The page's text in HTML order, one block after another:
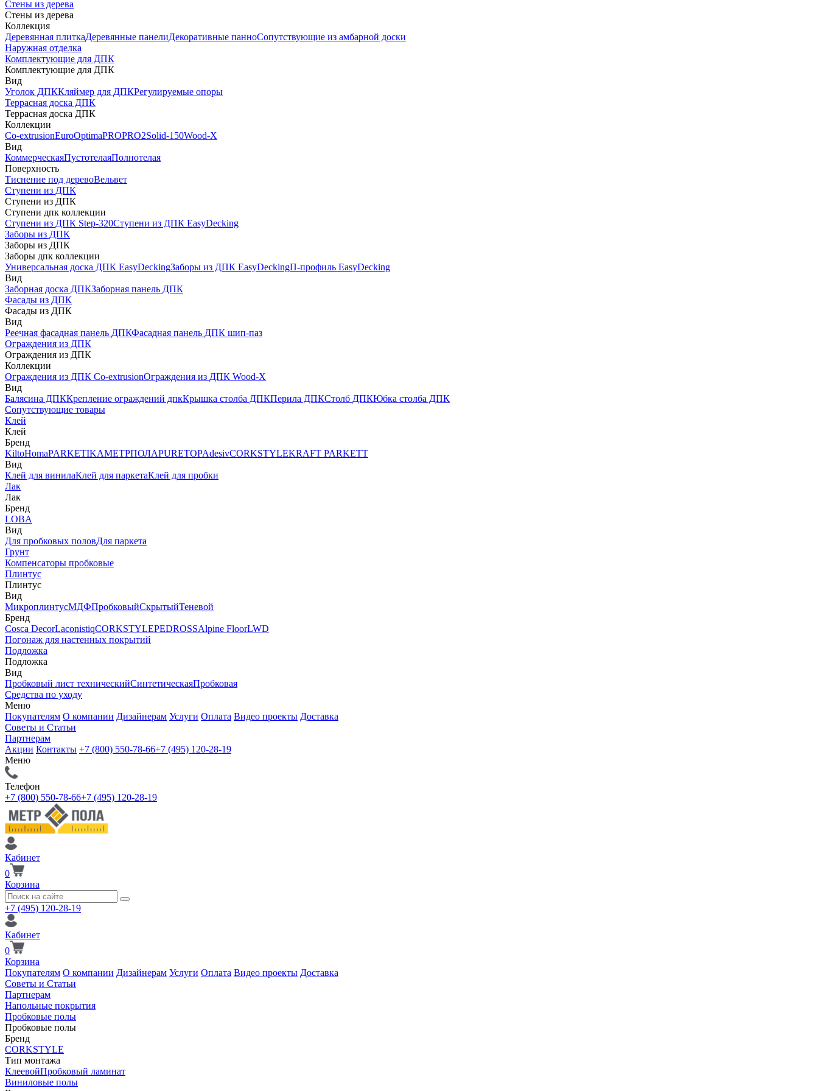
Стены из дерева
Стены из дерева
Коллекция
Деревянная плиткаДеревянные панелиДекоративные панноСопутствующие из амбарной доски
Наружная отделка
Комплектующие для ДПК
Комплектующие для ДПК
Вид
Уголок ДПККляймер для ДПКРегулируемые опоры
Террасная доска ДПК
Террасная доска ДПК
Коллекции
Co-extrusionEuroOptimaPROPRO2Solid-150Wood-X
Вид
КоммерческаяПустотелаяПолнотелая
Поверхность
Тиснение под деревоВельвет
Ступени из ДПК
Ступени из ДПК
Ступени дпк коллекции
Ступени из ДПК Step-320Ступени из ДПК EasyDecking
Заборы из ДПК
Заборы из ДПК
Заборы дпк коллекции
Универсальная доска ДПК EasyDeckingЗаборы из ДПК EasyDeckingП-профиль EasyDecking
Вид
Заборная доска ДПКЗаборная панель ДПК
Фасады из ДПК
Фасады из ДПК
Вид
Реечная фасадная панель ДПКФасадная панель ДПК шип-паз
Ограждения из ДПК
Ограждения из ДПК
Коллекции
Ограждения из ДПК Co-extrusionОграждения из ДПК Wood-X
Вид
Балясина ДПККрепление ограждений дпкКрышка столба ДПКПерила ДПКСтолб ДПКЮбка столба ДПК
Сопутствующие товары
Клей
Клей
Бренд
KiltoHomaPARKETIKAМЕТРПОЛАPURETOPAdesivCORKSTYLEKRAFT PARKETT
Вид
Клей для винилаКлей для паркетаКлей для пробки
Лак
Лак
Бренд
LOBA
Вид
Для пробковых половДля паркета
Грунт
Компенсаторы пробковые
Плинтус
Плинтус
Вид
МикроплинтусМДФПробковыйСкрытыйТеневой
Бренд
Cosca DecorLaconistiqCORKSTYLEPEDROSSAlpine FloorLWD
Погонаж для настенных покрытий
Подложка
Подложка
Вид
Пробковый лист техническийСинтетическаяПробковая
Средства по уходу
Меню
Покупателям О компании Дизайнерам Услуги Оплата Видео проекты Доставка
Советы и Статьи
Партнерам
Акции Контакты +7 (800) 550-78-66+7 (495) 120-28-19
Меню
Телефон
+7 (800) 550-78-66+7 (495) 120-28-19
Кабинет
0
Корзина
+7 (495) 120-28-19
Кабинет
0
Корзина
Покупателям О компании Дизайнерам Услуги Оплата Видео проекты Доставка
Советы и Статьи
Партнерам
Напольные покрытия
Пробковые полы
Пробковые полы
Бренд
CORKSTYLE
Тип монтажа
КлеевойПробковый ламинат
Виниловые полы